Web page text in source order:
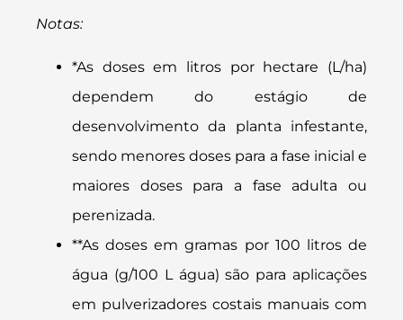
Notas:
*As doses em litros por hectare (L/ha)
dependem do estágio de
desenvolvimento da planta infestante,
sendo menores doses para a fase inicial e
maiores doses para a fase adulta ou
perenizada.
**As doses em gramas por 100 litros de
água (g/100 L água) são para aplicações
em pulverizadores costais manuais com